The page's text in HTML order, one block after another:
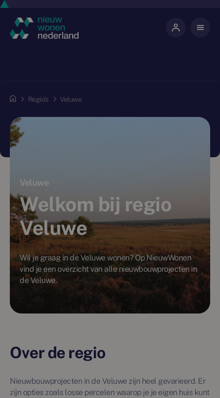
Regio's Veluwe
Veluwe
Welkom bij regio
Veluwe
Wil je graag in de Veluwe wonen? Op NieuwWonen
vind je een overzicht van alle nieuwbouwprojecten in
de Veluwe.
Over de regio
Nieuwbouwprojecten in de Veluwe zijn heel gevarieerd. Er
zijn opties zoals losse percelen waarop je je eigen huis kunt